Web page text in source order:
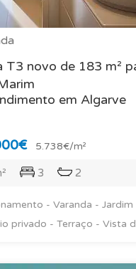
T3 novo de 183 m²
em Algarve
5.738€/m²
3 2
- Varanda - Jardim
privado - Terraço - Vista